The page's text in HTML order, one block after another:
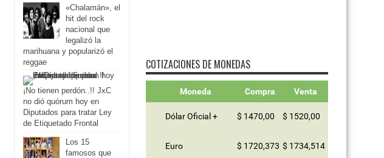
«Chalamán», el
hit del rock
nacional que
legalizó la
marihuana y popularizó el
reggae
¡No tienen perdón..!! JxC
no dió quórum hoy en
Diputados para tratar Ley
de Etiquetado Frontal
Los 15
famosos que
COTIZACIONES DE MONEDAS
Moneda Compra Venta
Dólar Oficial + $ 1470,00 $ 1520,00
Euro $ 1720,373 $ 1734,514